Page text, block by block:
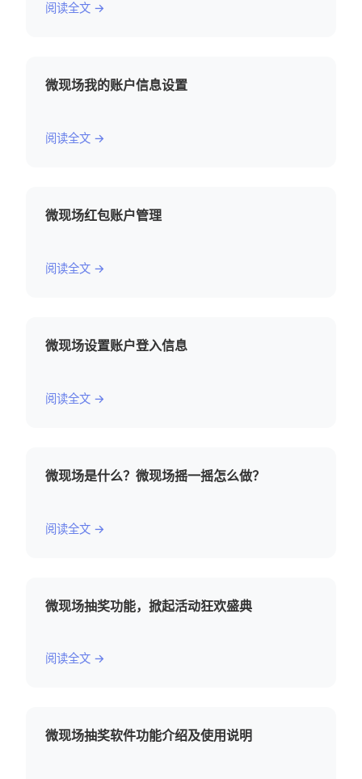
阅读全文 →
微现场我的账户信息设置
阅读全文 →
微现场红包账户管理
阅读全文 →
微现场设置账户登入信息
阅读全文 →
微现场是什么？微现场摇一摇怎么做？
阅读全文 →
微现场抽奖功能，掀起活动狂欢盛典
阅读全文 →
微现场抽奖软件功能介绍及使用说明